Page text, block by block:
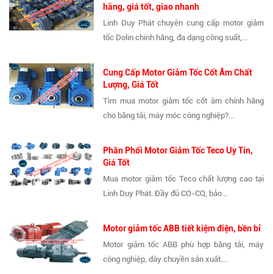
hãng, giá tốt, giao nhanh
Linh Duy Phát chuyên cung cấp motor giảm
tốc Dolin chính hãng, đa dạng công suất,...
Cung Cấp Motor Giảm Tốc Cốt Âm Chất
Lượng, Giá Tốt
Tìm mua motor giảm tốc cốt âm chính hãng
cho băng tải, máy móc công nghiệp?...
Phân Phối Motor Giảm Tốc Teco Uy Tín,
Giá Tốt
Mua motor giảm tốc Teco chất lượng cao tại
Linh Duy Phát. Đầy đủ CO-CQ, bảo...
Motor giảm tốc ABB tiết kiệm điện, bền bỉ
Motor giảm tốc ABB phù hợp băng tải, máy
công nghiệp, dây chuyền sản xuất....